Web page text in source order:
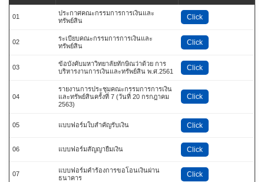
01
ประกาศคณะกรรมการการเงินและ
ทรัพย์สิน
Click
02
ระเบียบคณะกรรมการการเงินและ
ทรัพย์สิน
Click
03
ข้อบังคับมหาวิทยาลัยทักษิณว่าด้วย การ
บริหารงานการเงินและทรัพย์สิน พ.ศ.2561
Click
04
รายงานการประชุมคณะกรรมการการเงิน
และทรัพย์สินครั้งที่ 7 (วันที่ 20 กรกฎาคม
2563)
Click
05 แบบฟอร์มใบสำคัญรับเงิน Click
06 แบบฟอร์มสัญญายืมเงิน Click
07
แบบฟอร์มคำร้องการขอโอนเงินผ่าน
ธนาคาร
Click